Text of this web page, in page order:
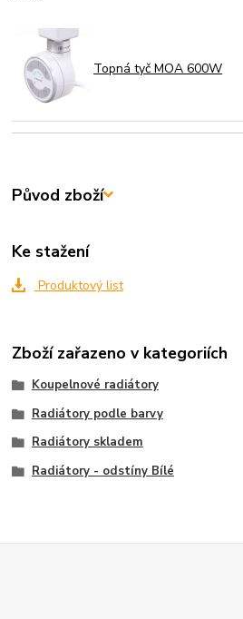
Topná tyč MOA 600W
Původ zboží
Ke stažení
Produktový list
Zboží zařazeno v kategoriích
Koupelnové radiátory
Radiátory podle barvy
Radiátory skladem
Radiátory - odstíny Bílé